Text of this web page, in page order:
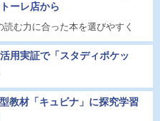
ーレ店から
む力に合った本を選びやすく
用実証で「スタディポケッ
教材「キュビナ」に探究学習